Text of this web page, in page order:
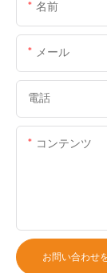
名前
メール
電話
コンテンツ
お問い合わせ